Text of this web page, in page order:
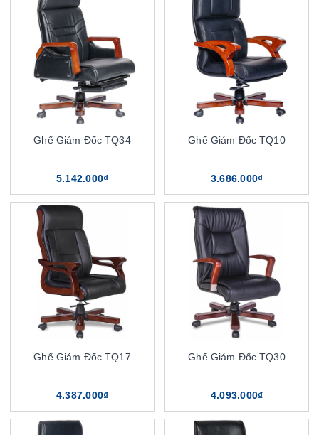
Ghế Giám Đốc TQ34
5.142.000₫
Ghế Giám Đốc TQ10
3.686.000₫
Ghế Giám Đốc TQ17
4.387.000₫
Ghế Giám Đốc TQ30
4.093.000₫